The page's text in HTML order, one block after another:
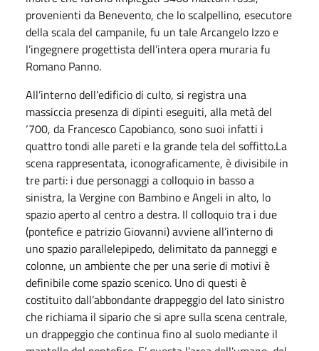
provenienti da Benevento, che lo scalpellino, esecutore
della scala del campanile, fu un tale Arcangelo Izzo e
l’ingegnere progettista dell’intera opera muraria fu
Romano Panno.
All’interno dell’edificio di culto, si registra una
massiccia presenza di dipinti eseguiti, alla metà del
‘700, da Francesco Capobianco, sono suoi infatti i
quattro tondi alle pareti e la grande tela del soffitto.La
scena rappresentata, iconograficamente, è divisibile in
tre parti: i due personaggi a colloquio in basso a
sinistra, la Vergine con Bambino e Angeli in alto, lo
spazio aperto al centro a destra. Il colloquio tra i due
(pontefice e patrizio Giovanni) avviene all’interno di
uno spazio parallelepipedo, delimitato da panneggi e
colonne, un ambiente che per una serie di motivi è
definibile come spazio scenico. Uno di questi è
costituito dall’abbondante drappeggio del lato sinistro
che richiama il sipario che si apre sulla scena centrale,
un drappeggio che continua fino al suolo mediante il